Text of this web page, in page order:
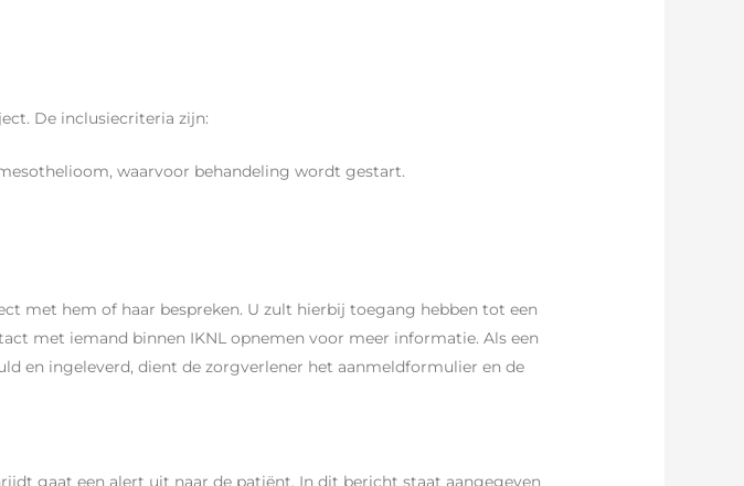
De inclusiecriteria zijn:
waarvoor behandeling wordt gestart.
met hem of haar bespreken. U zult hierbij toegang hebben tot een
met iemand binnen IKNL opnemen voor meer informatie. Als een
en ingeleverd, dient de zorgverlener het aanmeldformulier en de
gaat een alert uit naar de patiënt. In dit bericht staat aangegeven